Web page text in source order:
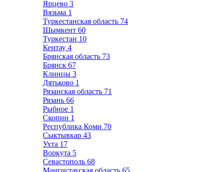
Ярцево 3
Вязьма 1
Туркестанская область 74
Шымкент 60
Туркестан 10
Кентау 4
Брянская область 73
Брянск 67
Клинцы 3
Дятьково 1
Рязанская область 71
Рязань 66
Рыбное 1
Скопин 1
Республика Коми 70
Сыктывкар 43
Ухта 17
Воркута 5
Севастополь 68
Мангистауская область 65